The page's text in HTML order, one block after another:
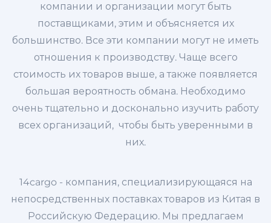
компании и организации могут быть
поставщиками, этим и объясняется их
большинство. Все эти компании могут не иметь
отношения к производству. Чаще всего
стоимость их товаров выше, а также появляется
большая вероятность обмана. Необходимо
очень тщательно и досконально изучить работу
всех организаций, чтобы быть уверенными в
них.
14cargo - компания, специализирующаяся на
непосредственных поставках товаров из Китая в
Российскую Федерацию. Мы предлагаем